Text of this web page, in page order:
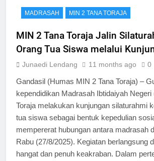
MADRASAH MIN 2 TANA TORAJA
MIN 2 Tana Toraja Jalin
Orang Tua Siswa melalui
Junaedi Lendang 11 months ago 0
Gandasil (Humas MIN 2 Tana Toraja) –
kependidikan Madrasah Ibtidaiyah Negeri
Toraja melakukan kunjungan silaturahmi
tua siswa sebagai bentuk kepedulian
mempererat hubungan antara madrasah
Rabu (27/8/2025). Kegiatan berlangsung
hangat dan penuh keakraban. Dalam